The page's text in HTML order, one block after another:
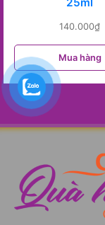
140.000₫
Mua hàng